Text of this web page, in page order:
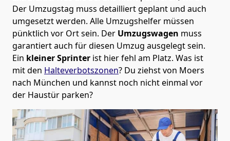
Der Umzugstag muss detailliert geplant und auch
umgesetzt werden. Alle Umzugshelfer müssen
pünktlich vor Ort sein. Der Umzugswagen muss
garantiert auch für diesen Umzug ausgelegt sein.
Ein kleiner Sprinter ist hier fehl am Platz. Was ist
mit den Halteverbotszonen? Du ziehst von Moers
nach München und kannst noch nicht einmal vor
der Haustür parken?